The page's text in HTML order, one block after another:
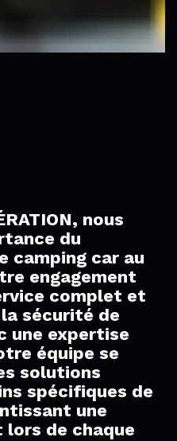
nous
du
camping car au
engagement
complet et
sécurité de
une expertise
équipe se
solutions
spécifiques de
une
de chaque